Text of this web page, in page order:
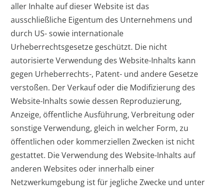
aller Inhalte auf dieser Website ist das
ausschließliche Eigentum des Unternehmens und
durch US- sowie internationale
Urheberrechtsgesetze geschützt. Die nicht
autorisierte Verwendung des Website-Inhalts kann
gegen Urheberrechts-, Patent- und andere Gesetze
verstoßen. Der Verkauf oder die Modifizierung des
Website-Inhalts sowie dessen Reproduzierung,
Anzeige, öffentliche Ausführung, Verbreitung oder
sonstige Verwendung, gleich in welcher Form, zu
öffentlichen oder kommerziellen Zwecken ist nicht
gestattet. Die Verwendung des Website-Inhalts auf
anderen Websites oder innerhalb einer
Netzwerkumgebung ist für jegliche Zwecke und unter